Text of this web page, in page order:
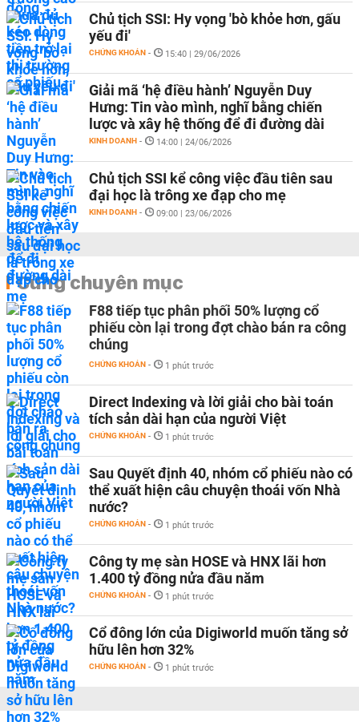
Chủ tịch SSI: Hy vọng 'bò khỏe hơn, gấu
yếu đi'
CHỨNG KHOÁN - 15:40 | 29/06/2026
Giải mã ‘hệ điều hành’ Nguyễn Duy
Hưng: Tin vào mình, nghĩ bằng chiến
lược và xây hệ thống để đi đường dài
KINH DOANH - 14:00 | 24/06/2026
Chủ tịch SSI kể công việc đầu tiên sau
đại học là trông xe đạp cho mẹ
KINH DOANH - 09:00 | 23/06/2026
Cùng chuyên mục
F88 tiếp tục phân phối 50% lượng cổ
phiếu còn lại trong đợt chào bán ra công
chúng
CHỨNG KHOÁN - 1 phút trước
Direct Indexing và lời giải cho bài toán
tích sản dài hạn của người Việt
CHỨNG KHOÁN - 1 phút trước
Sau Quyết định 40, nhóm cổ phiếu nào có
thể xuất hiện câu chuyện thoái vốn Nhà
nước?
CHỨNG KHOÁN - 1 phút trước
Công ty mẹ sàn HOSE và HNX lãi hơn
1.400 tỷ đồng nửa đầu năm
CHỨNG KHOÁN - 1 phút trước
Cổ đông lớn của Digiworld muốn tăng sở
hữu lên hơn 32%
CHỨNG KHOÁN - 1 phút trước